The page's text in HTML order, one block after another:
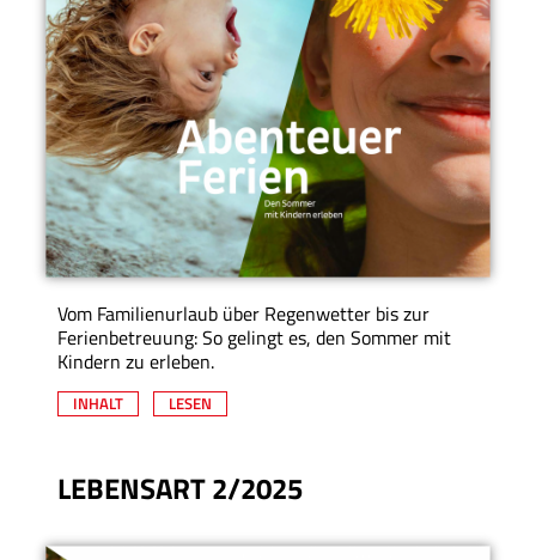
Vom Familienurlaub über Regenwetter bis zur
Ferienbetreuung: So gelingt es, den Sommer mit
Kindern zu erleben.
INHALT LESEN
LEBENSART 2/2025